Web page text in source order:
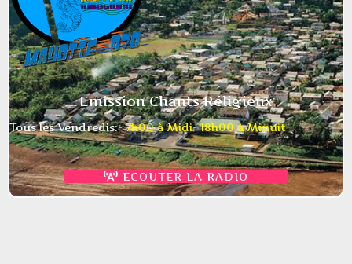
Emission Chants Réligieux
Tous les Vendredis:- 7h00 à Midi- 18h00 à Minuit
ECOUTER LA RADIO